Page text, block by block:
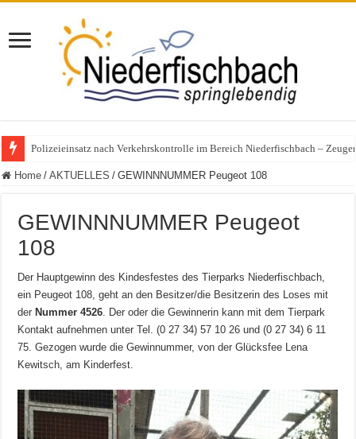
Polizeieinsatz nach Verkehrskontrolle im Bereich Niederfischbach –
Home / AKTUELLES / GEWINNNUMMER Peugeot 108
GEWINNNUMMER Peugeot
108
Der Hauptgewinn des Kindesfestes des Tierparks Niederfischbach,
ein Peugeot 108, geht an den Besitzer/die Besitzerin des Loses mit
der Nummer 4526. Der oder die Gewinnerin kann mit dem Tierpark
Kontakt aufnehmen unter Tel. (0 27 34) 57 10 26 und (0 27 34) 6 11
75. Gezogen wurde die Gewinnummer, von der Glücksfee Lena
Kewitsch, am Kinderfest.